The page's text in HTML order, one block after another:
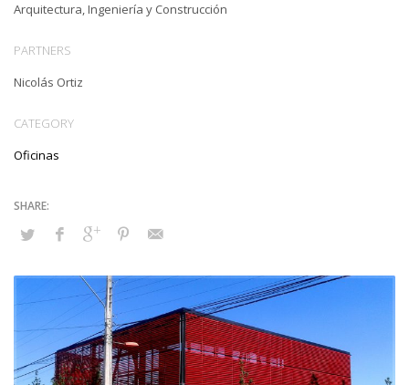
Arquitectura, Ingeniería y Construcción
PARTNERS
Nicolás Ortiz
CATEGORY
Oficinas